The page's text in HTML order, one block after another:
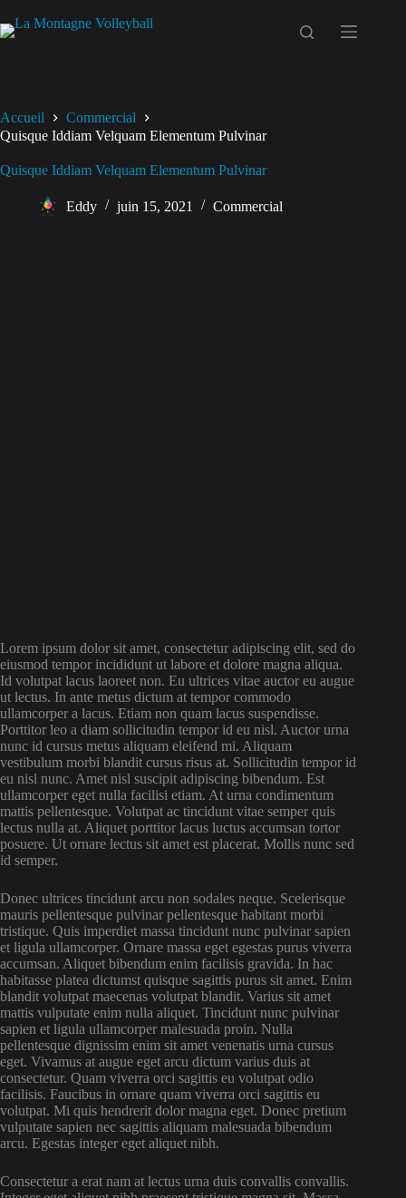
au
contenu
Accueil
Commercial
Quisque Iddiam Velquam Elementum Pulvinar
Quisque Iddiam Velquam Elementum Pulvinar
Eddy juin 15, 2021 Commercial
Lorem ipsum dolor sit amet, consectetur adipiscing elit, sed do
eiusmod tempor incididunt ut labore et dolore magna aliqua.
Id volutpat lacus laoreet non. Eu ultrices vitae auctor eu augue
ut lectus. In ante metus dictum at tempor commodo
ullamcorper a lacus. Etiam non quam lacus suspendisse.
Porttitor leo a diam sollicitudin tempor id eu nisl. Auctor urna
nunc id cursus metus aliquam eleifend mi. Aliquam
vestibulum morbi blandit cursus risus at. Sollicitudin tempor id
eu nisl nunc. Amet nisl suscipit adipiscing bibendum. Est
ullamcorper eget nulla facilisi etiam. At urna condimentum
mattis pellentesque. Volutpat ac tincidunt vitae semper quis
lectus nulla at. Aliquet porttitor lacus luctus accumsan tortor
posuere. Ut ornare lectus sit amet est placerat. Mollis nunc sed
id semper.
Donec ultrices tincidunt arcu non sodales neque. Scelerisque
mauris pellentesque pulvinar pellentesque habitant morbi
tristique. Quis imperdiet massa tincidunt nunc pulvinar sapien
et ligula ullamcorper. Ornare massa eget egestas purus viverra
accumsan. Aliquet bibendum enim facilisis gravida. In hac
habitasse platea dictumst quisque sagittis purus sit amet. Enim
blandit volutpat maecenas volutpat blandit. Varius sit amet
mattis vulputate enim nulla aliquet. Tincidunt nunc pulvinar
sapien et ligula ullamcorper malesuada proin. Nulla
pellentesque dignissim enim sit amet venenatis urna cursus
eget. Vivamus at augue eget arcu dictum varius duis at
consectetur. Quam viverra orci sagittis eu volutpat odio
facilisis. Faucibus in ornare quam viverra orci sagittis eu
volutpat. Mi quis hendrerit dolor magna eget. Donec pretium
vulputate sapien nec sagittis aliquam malesuada bibendum
arcu. Egestas integer eget aliquet nibh.
Consectetur a erat nam at lectus urna duis convallis convallis.